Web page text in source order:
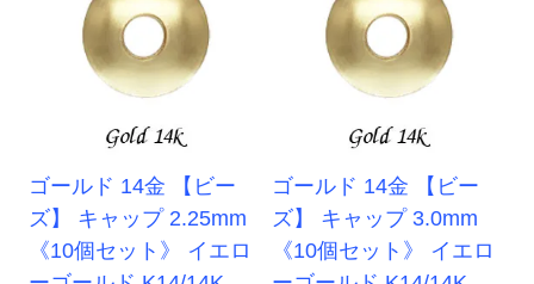
ゴールド 14金 【ビー
ズ】 キャップ 2.25mm
《10個セット》 イエロ
ゴールド 14金 【ビー
ズ】 キャップ 3.0mm
《10個セット》 イエロ